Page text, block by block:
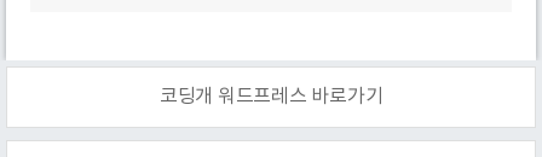
코딩개 워드프레스 바로가기